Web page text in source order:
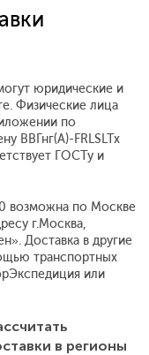
юридические и
Физические лица
по
ВВГнг(А)-FRLSLTx
ГОСТу и
возможна по Москве
г.Москва,
Доставка в другие
транспортных
или
в регионы